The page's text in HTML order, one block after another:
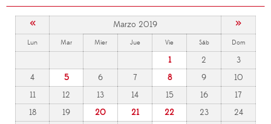
« Marzo 2019 »
Lun Mar Mier Jue Vie Sáb Dom
1 2
3
4
5 6 7 8 9
10
11
12 13 14 15 16
17
18
19 20 21 22 23
24